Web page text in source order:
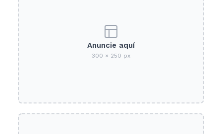
Anuncie aquí
300 × 250 px